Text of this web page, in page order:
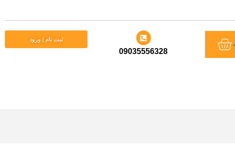
۰سبد
خرید
09035556328
ثبت نام | ورود